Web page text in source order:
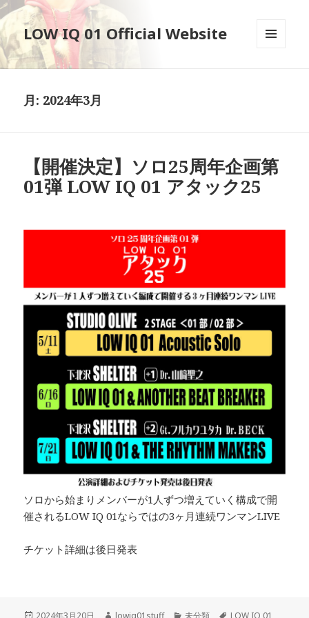
LOW IQ 01 Official Website
月: 2024年3月
【開催決定】ソロ25周年企画第
01弾 LOW IQ 01 アタック25
ソロから始まりメンバーが1人ずつ増えていく構成で開
催されるLOW IQ 01ならではの3ヶ月連続ワンマンLIVE
チケット詳細は後日発表
投
2024年3月20日 作
lowiq01stuff カ
未分類 タ
LOW IQ 01